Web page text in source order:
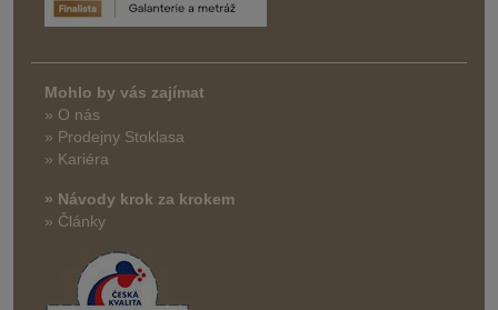
Mohlo by vás zajímat
» O nás
» Prodejny Stoklasa
» Kariéra
» Návody krok za krokem
» Články